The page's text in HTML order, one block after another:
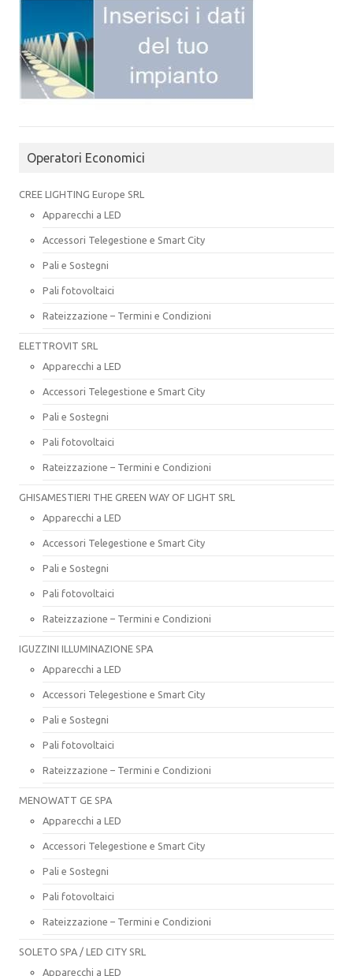
Operatori Economici
CREE LIGHTING Europe SRL
Apparecchi a LED
Accessori Telegestione e Smart City
Pali e Sostegni
Pali fotovoltaici
Rateizzazione – Termini e Condizioni
ELETTROVIT SRL
Apparecchi a LED
Accessori Telegestione e Smart City
Pali e Sostegni
Pali fotovoltaici
Rateizzazione – Termini e Condizioni
GHISAMESTIERI THE GREEN WAY OF LIGHT SRL
Apparecchi a LED
Accessori Telegestione e Smart City
Pali e Sostegni
Pali fotovoltaici
Rateizzazione – Termini e Condizioni
IGUZZINI ILLUMINAZIONE SPA
Apparecchi a LED
Accessori Telegestione e Smart City
Pali e Sostegni
Pali fotovoltaici
Rateizzazione – Termini e Condizioni
MENOWATT GE SPA
Apparecchi a LED
Accessori Telegestione e Smart City
Pali e Sostegni
Pali fotovoltaici
Rateizzazione – Termini e Condizioni
SOLETO SPA / LED CITY SRL
Apparecchi a LED